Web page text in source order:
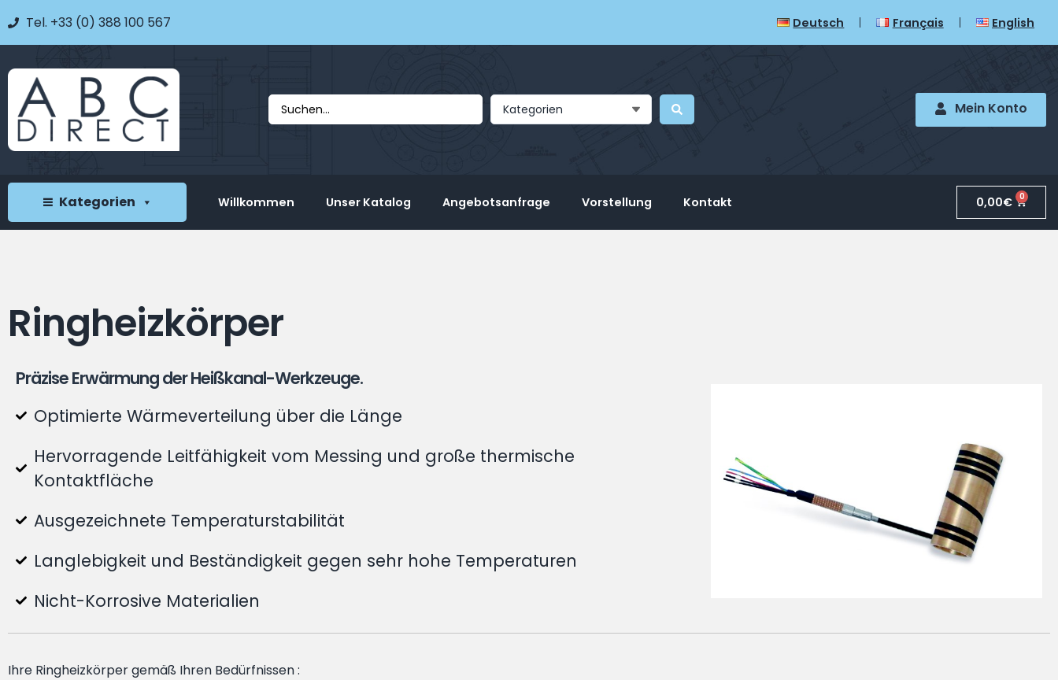
Tel. +33 (0) 388 100 567 Deutsch Français English
Kategorien Mein Konto
Kategorien Willkommen Unser Katalog Angebotsanfrage Vorstellung Kontakt 0,00€ 0
Ringheizkörper
Präzise Erwärmung der Heißkanal-Werkzeuge.
Optimierte Wärmeverteilung über die Länge
Hervorragende Leitfähigkeit vom Messing und große thermische
Kontaktfläche
Ausgezeichnete Temperaturstabilität
Langlebigkeit und Beständigkeit gegen sehr hohe Temperaturen
Nicht-Korrosive Materialien
Ihre Ringheizkörper gemäß Ihren Bedürfnissen :